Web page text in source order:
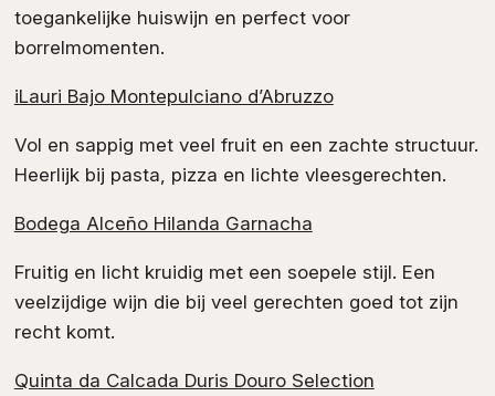
toegankelijke huiswijn en perfect voor
borrelmomenten.
iLauri Bajo Montepulciano d’Abruzzo
Vol en sappig met veel fruit en een zachte structuur.
Heerlijk bij pasta, pizza en lichte vleesgerechten.
Bodega Alceño Hilanda Garnacha
Fruitig en licht kruidig met een soepele stijl. Een
veelzijdige wijn die bij veel gerechten goed tot zijn
recht komt.
Quinta da Calcada Duris Douro Selection